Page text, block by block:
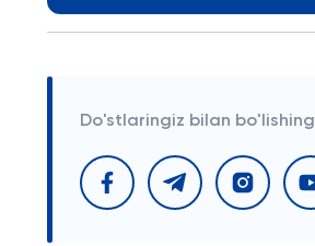
Do'stlaringiz bilan bo'lishing